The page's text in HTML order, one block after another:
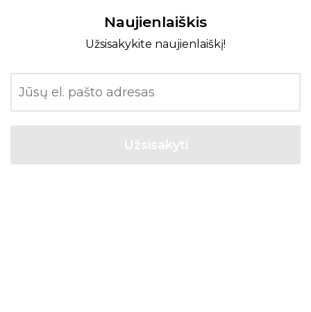
Naujienlaiškis
Užsisakykite naujienlaiškį!